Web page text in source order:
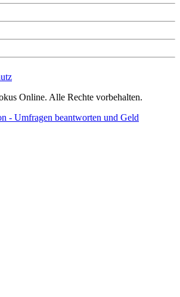
Online. Alle Rechte vorbehalten.